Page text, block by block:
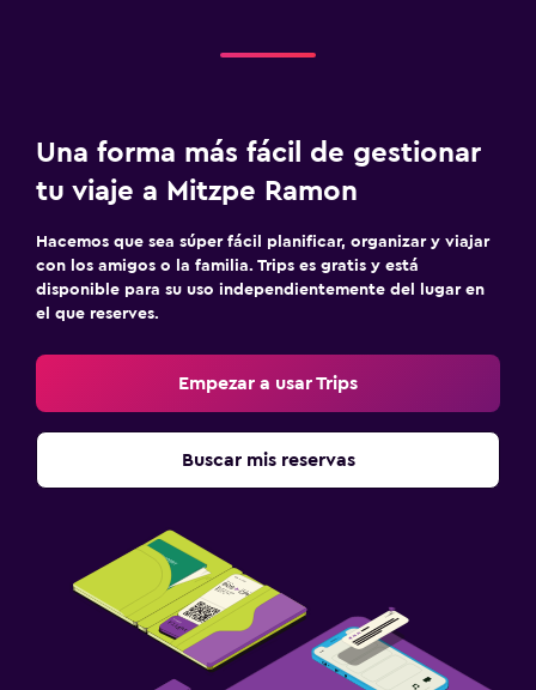
Una forma más fácil de gestionar
tu viaje a Mitzpe Ramon
Hacemos que sea súper fácil planificar, organizar y viajar
con los amigos o la familia. Trips es gratis y está
disponible para su uso independientemente del lugar en
el que reserves.
Empezar a usar Trips
Buscar mis reservas